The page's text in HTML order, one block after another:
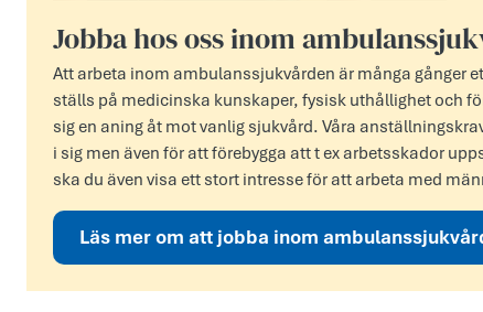
Jobba hos oss inom
Att arbeta inom ambulanssjukvården är många gånger
ställs på medicinska kunskaper, fysisk uthållighet och
sig en aning åt mot vanlig sjukvård. Våra
i sig men även för att förebygga att t ex arbetsskador
ska du även visa ett stort intresse för att arbeta med
Läs mer om att jobba inom